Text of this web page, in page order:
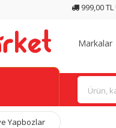
999,00
Markalar
Yapbozlar